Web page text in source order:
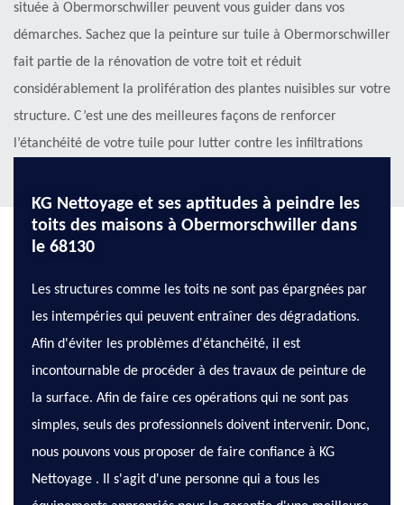
située à Obermorschwiller peuvent vous guider dans vos
démarches. Sachez que la peinture sur tuile à Obermorschwiller
fait partie de la rénovation de votre toit et réduit
considérablement la prolifération des plantes nuisibles sur votre
structure. C’est une des meilleures façons de renforcer
l’étanchéité de votre tuile pour lutter contre les infiltrations
KG Nettoyage et ses aptitudes à peindre les
toits des maisons à Obermorschwiller dans
le 68130
Les structures comme les toits ne sont pas épargnées par
les intempéries qui peuvent entraîner des dégradations.
Afin d'éviter les problèmes d'étanchéité, il est
incontournable de procéder à des travaux de peinture de
la surface. Afin de faire ces opérations qui ne sont pas
simples, seuls des professionnels doivent intervenir. Donc,
nous pouvons vous proposer de faire confiance à KG
Nettoyage . Il s'agit d'une personne qui a tous les